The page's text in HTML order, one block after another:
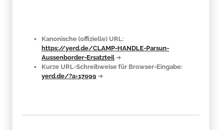
Kanonische (offizielle) URL:
https://yerd.de/CLAMP-HANDLE-Parsun-
Aussenborder-Ersatzteil ➔
Kurze URL-Schreibweise für Browser-Eingabe:
yerd.de/?a=17099 ➔